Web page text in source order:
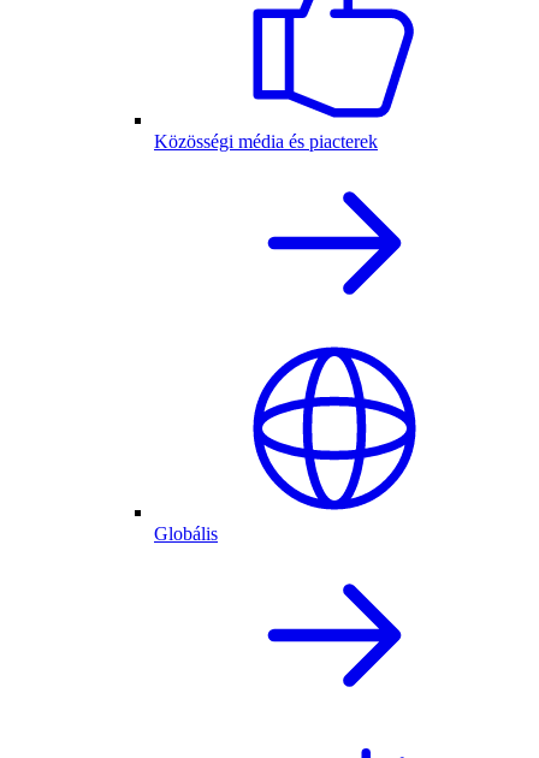
Közösségi média és piacterek
Globális